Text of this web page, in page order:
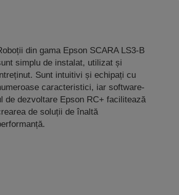
din gama Epson SCARA LS3-B
simplu de instalat, utilizat și
Sunt intuitivi și echipați cu
caracteristici, iar software-
de dezvoltare Epson RC+ facilitează
de soluții de înaltă